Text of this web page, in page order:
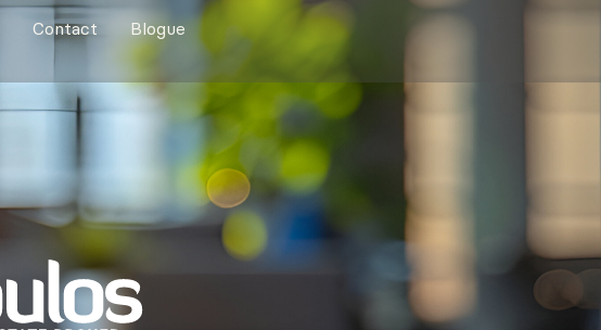
Contact Blogue